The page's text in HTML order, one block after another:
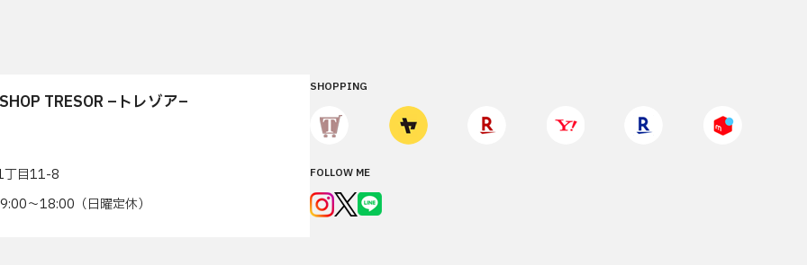
TRESOR –トレゾア–
丁目11-8
〜18:00（日曜定休）
SHOPPING
FOLLOW ME